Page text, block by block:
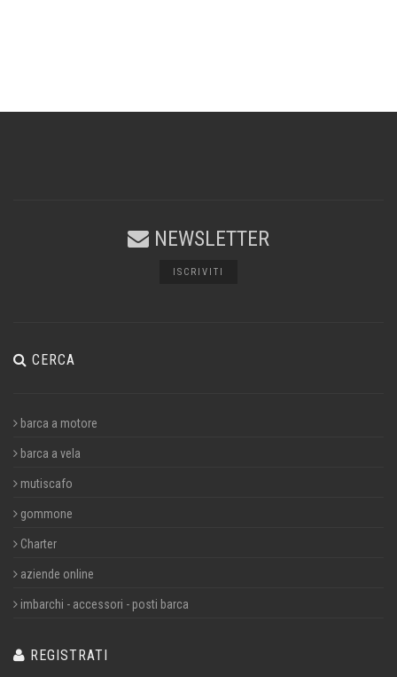
NEWSLETTER
ISCRIVITI
CERCA
barca a motore
barca a vela
mutiscafo
gommone
Charter
aziende online
imbarchi - accessori - posti barca
REGISTRATI